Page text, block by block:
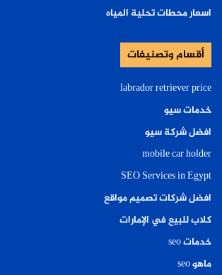
اسعار محطات تحلية المياه
أقسام وتصنيفات
labrador retriever price
خدمات سيو
افضل شركة سيو
mobile car holder
SEO Services in Egypt
افضل شركات تصميم مواقع
كلاب للبيع في الإمارات
خدمات seo
ماهو seo